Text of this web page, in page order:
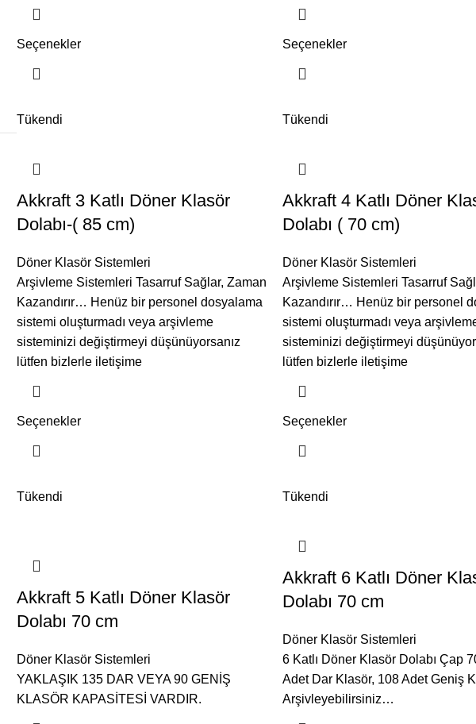
Seçenekler Seçenekler
Tükendi
Akkraft 3 Katlı Döner Klasör
Dolabı-( 85 cm)
Döner Klasör Sistemleri
Arşivleme Sistemleri Tasarruf Sağlar, Zaman
Kazandırır… Henüz bir personel dosyalama
sistemi oluşturmadı veya arşivleme
sisteminizi değiştirmeyi düşünüyorsanız
lütfen bizlerle iletişime
Seçenekler
Tükendi
Akkraft 4 Katlı Döner
Dolabı ( 70 cm)
Döner Klasör Sistemleri
Arşivleme Sistemleri Tasarruf
Kazandırır… Henüz bir personel
sistemi oluşturmadı veya
sisteminizi değiştirmeyi
lütfen bizlerle iletişime
Seçenekler
Tükendi
Akkraft 5 Katlı Döner Klasör
Dolabı 70 cm
Döner Klasör Sistemleri
YAKLAŞIK 135 DAR VEYA 90 GENİŞ
KLASÖR KAPASİTESİ VARDIR.
Tükendi
Akkraft 6 Katlı Döner
Dolabı 70 cm
Döner Klasör Sistemleri
6 Katlı Döner Klasör Dolabı Çap
Adet Dar Klasör, 108 Adet Geniş
Arşivleyebilirsiniz…